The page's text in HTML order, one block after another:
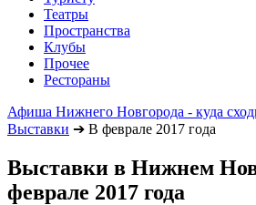
Театры
Пространства
Клубы
Прочее
Рестораны
Афиша Нижнего Новгорода - куда
Выставки ➔ В феврале 2017 года
Выставки в Нижнем
феврале 2017 года